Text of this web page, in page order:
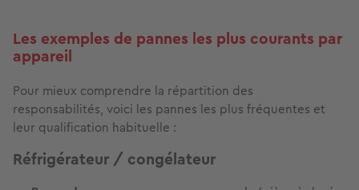
Les exemples de pannes les plus courants par
appareil
Pour mieux comprendre la répartition des
responsabilités, voici les pannes les plus fréquentes et
leur qualification habituelle :
Réfrigérateur / congélateur